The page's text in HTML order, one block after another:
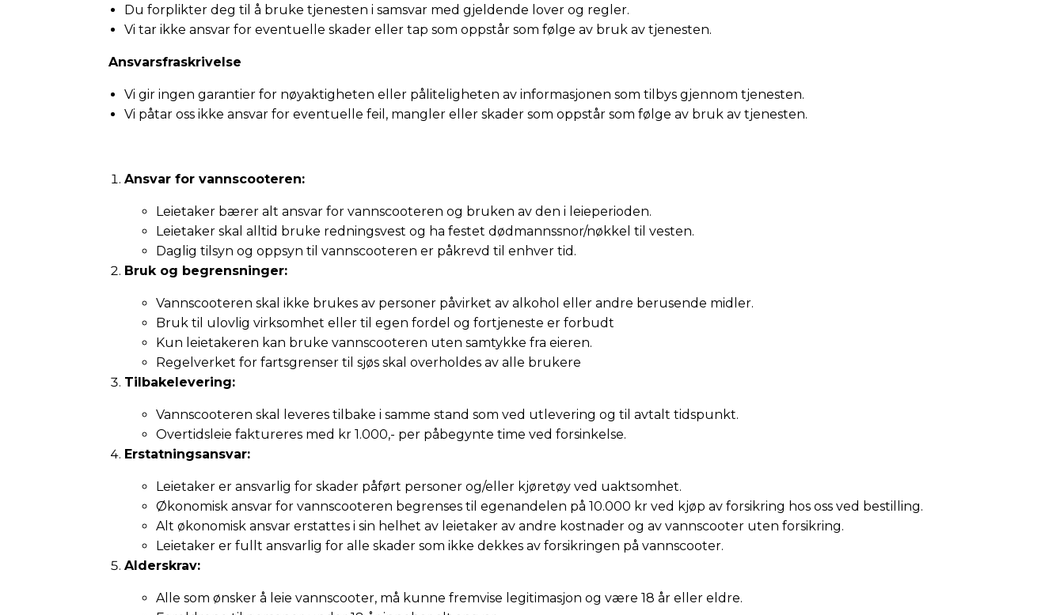
Du forplikter deg til å bruke tjenesten i samsvar med gjeldende lover og regler.
Vi tar ikke ansvar for eventuelle skader eller tap som oppstår som følge av bruk av tjenesten.
Ansvarsfraskrivelse
Vi gir ingen garantier for nøyaktigheten eller påliteligheten av informasjonen som tilbys gjennom tjenesten.
Vi påtar oss ikke ansvar for eventuelle feil, mangler eller skader som oppstår som følge av bruk av tjenesten.
Ansvar for vannscooteren:
Leietaker bærer alt ansvar for vannscooteren og bruken av den i leieperioden.
Leietaker skal alltid bruke redningsvest og ha festet dødmannssnor/nøkkel til vesten.
Daglig tilsyn og oppsyn til vannscooteren er påkrevd til enhver tid.
Bruk og begrensninger:
Vannscooteren skal ikke brukes av personer påvirket av alkohol eller andre berusende midler.
Bruk til ulovlig virksomhet eller til egen fordel og fortjeneste er forbudt
Kun leietakeren kan bruke vannscooteren uten samtykke fra eieren.
Regelverket for fartsgrenser til sjøs skal overholdes av alle brukere
Tilbakelevering:
Vannscooteren skal leveres tilbake i samme stand som ved utlevering og til avtalt tidspunkt.
Overtidsleie faktureres med kr 1.000,- per påbegynte time ved forsinkelse.
Erstatningsansvar:
Leietaker er ansvarlig for skader påført personer og/eller kjøretøy ved uaktsomhet.
Økonomisk ansvar for vannscooteren begrenses til egenandelen på 10.000 kr ved kjøp av forsikring hos oss ved bestilling.
Alt økonomisk ansvar erstattes i sin helhet av leietaker av andre kostnader og av vannscooter uten forsikring.
Leietaker er fullt ansvarlig for alle skader som ikke dekkes av forsikringen på vannscooter.
Alderskrav:
Alle som ønsker å leie vannscooter, må kunne fremvise legitimasjon og være 18 år eller eldre.